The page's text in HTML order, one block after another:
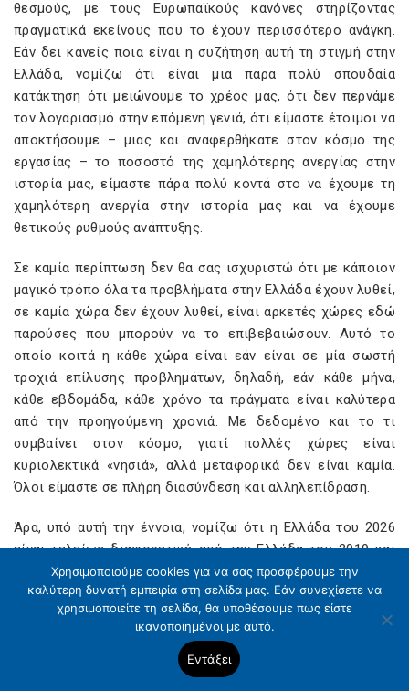
θεσμούς, με τους Ευρωπαϊκούς κανόνες στηρίζοντας
πραγματικά εκείνους που το έχουν περισσότερο ανάγκη.
Εάν δει κανείς ποια είναι η συζήτηση αυτή τη στιγμή στην
Ελλάδα, νομίζω ότι είναι μια πάρα πολύ σπουδαία
κατάκτηση ότι μειώνουμε το χρέος μας, ότι δεν περνάμε
τον λογαριασμό στην επόμενη γενιά, ότι είμαστε έτοιμοι να
αποκτήσουμε – μιας και αναφερθήκατε στον κόσμο της
εργασίας – το ποσοστό της χαμηλότερης ανεργίας στην
ιστορία μας, είμαστε πάρα πολύ κοντά στο να έχουμε τη
χαμηλότερη ανεργία στην ιστορία μας και να έχουμε
θετικούς ρυθμούς ανάπτυξης.
Σε καμία περίπτωση δεν θα σας ισχυριστώ ότι με κάποιον
μαγικό τρόπο όλα τα προβλήματα στην Ελλάδα έχουν λυθεί,
σε καμία χώρα δεν έχουν λυθεί, είναι αρκετές χώρες εδώ
παρούσες που μπορούν να το επιβεβαιώσουν. Αυτό το
οποίο κοιτά η κάθε χώρα είναι εάν είναι σε μία σωστή
τροχιά επίλυσης προβλημάτων, δηλαδή, εάν κάθε μήνα,
κάθε εβδομάδα, κάθε χρόνο τα πράγματα είναι καλύτερα
από την προηγούμενη χρονιά. Με δεδομένο και το τι
συμβαίνει στον κόσμο, γιατί πολλές χώρες είναι
κυριολεκτικά «νησιά», αλλά μεταφορικά δεν είναι καμία.
Όλοι είμαστε σε πλήρη διασύνδεση και αλληλεπίδραση.
Άρα, υπό αυτή την έννοια, νομίζω ότι η Ελλάδα του 2026
είναι τελείως διαφορετική από την Ελλάδα του 2019 και
είναι τελείως διαφορετική σε πάρα πολλές πτυχές, όπως
τα ίδια τα οικονομικά στοιχεία αποτυπώνουν. Εμείς θα
συνεχίσουμε να στηρίζουμε όλους εκείνους οι οποίοι το
έχουν περισσότερο ανάγκη με τον καλύτερο δυνατό τρόπο,
με τον πιο στοχευμένο τρόπο, αλλά πάντα εντός των
δυνατοτήτων μας. Αυτό με βάση το ελληνικό μου «καπέλο»
Χρησιμοποιούμε cookies για να σας προσφέρουμε την
καλύτερη δυνατή εμπειρία στη σελίδα μας. Εάν συνεχίσετε να
χρησιμοποιείτε τη σελίδα, θα υποθέσουμε πως είστε
ικανοποιημένοι με αυτό.
Εντάξει